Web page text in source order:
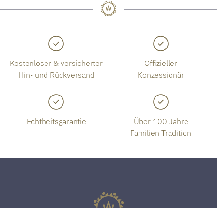
Kostenloser & versicherter
Hin- und Rückversand
Offizieller
Konzessionär
Echtheitsgarantie
Über 100 Jahre
Familien Tradition